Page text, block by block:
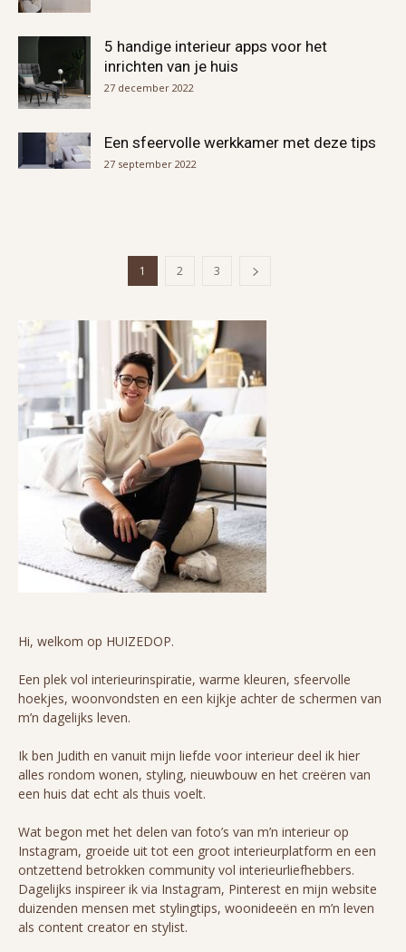
5 handige interieur apps voor het
inrichten van je huis
27 december 2022
Een sfeervolle werkkamer met deze tips
27 september 2022
1 2 3
Hi, welkom op HUIZEDOP.
Een plek vol interieurinspiratie, warme kleuren, sfeervolle
hoekjes, woonvondsten en een kijkje achter de schermen van
m’n dagelijks leven.
Ik ben Judith en vanuit mijn liefde voor interieur deel ik hier
alles rondom wonen, styling, nieuwbouw en het creëren van
een huis dat echt als thuis voelt.
Wat begon met het delen van foto’s van m’n interieur op
Instagram, groeide uit tot een groot interieurplatform en een
ontzettend betrokken community vol interieurliefhebbers.
Dagelijks inspireer ik via Instagram, Pinterest en mijn website
duizenden mensen met stylingtips, woonideeën en m’n leven
als content creator en stylist.